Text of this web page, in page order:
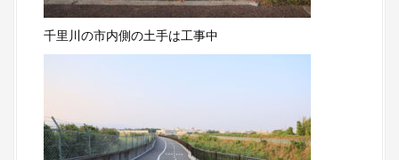
千里川の市内側の土手は工事中